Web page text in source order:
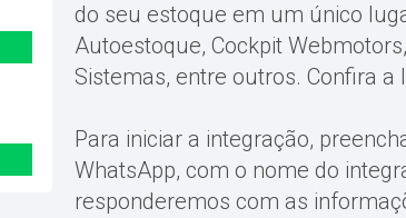
do seu estoque em um único
Autoestoque, Cockpit
Sistemas, entre outros. Confira a
Para iniciar a integração,
WhatsApp, com o nome do
responderemos com as